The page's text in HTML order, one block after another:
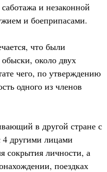
и незаконной
и боеприпасами.
что были
около двух
чего, по утверждению
одного из членов
в другой стране с
другими лицами
сокрытия личности, а
поездках